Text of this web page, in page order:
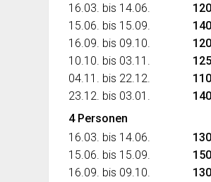
16.03. bis 14.06.
15.06. bis 15.09.
16.09. bis 09.10.
10.10. bis 03.11.
04.11. bis 22.12.
23.12. bis 03.01.
4 Personen
16.03. bis 14.06.
15.06. bis 15.09.
16.09. bis 09.10.